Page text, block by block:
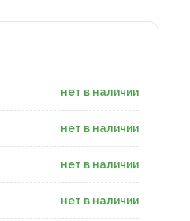
нет в наличии
нет в наличии
нет в наличии
нет в наличии